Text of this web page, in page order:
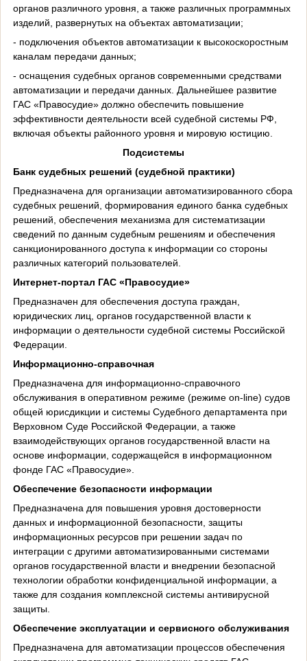
органов различного уровня, а также различных программных
изделий, развернутых на объектах автоматизации;
- подключения объектов автоматизации к высокоскоростным
каналам передачи данных;
- оснащения судебных органов современными средствами
автоматизации и передачи данных. Дальнейшее развитие
ГАС «Правосудие» должно обеспечить повышение
эффективности деятельности всей судебной системы РФ,
включая объекты районного уровня и мировую юстицию.
Подсистемы
Банк судебных решений (судебной практики)
Предназначена для организации автоматизированного сбора
судебных решений, формирования единого банка судебных
решений, обеспечения механизма для систематизации
сведений по данным судебным решениям и обеспечения
санкционированного доступа к информации со стороны
различных категорий пользователей.
Интернет-портал ГАС «Правосудие»
Предназначен для обеспечения доступа граждан,
юридических лиц, органов государственной власти к
информации о деятельности судебной системы Российской
Федерации.
Информационно-справочная
Предназначена для информационно-справочного
обслуживания в оперативном режиме (режиме on-line) судов
общей юрисдикции и системы Судебного департамента при
Верховном Суде Российской Федерации, а также
взаимодействующих органов государственной власти на
основе информации, содержащейся в информационном
фонде ГАС «Правосудие».
Обеспечение безопасности информации
Предназначена для повышения уровня достоверности
данных и информационной безопасности, защиты
информационных ресурсов при решении задач по
интеграции с другими автоматизированными системами
органов государственной власти и внедрении безопасной
технологии обработки конфиденциальной информации, а
также для создания комплексной системы антивирусной
защиты.
Обеспечение эксплуатации и сервисного обслуживания
Предназначена для автоматизации процессов обеспечения